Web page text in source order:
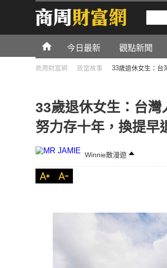
今日最新 觀點新聞
商周財富網 致富故事 33歲退休女生：台
33歲退休女生：台
努力存十年，換提早
Winnie散漫遊